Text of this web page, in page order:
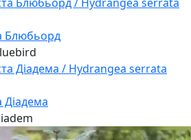
Блюбьорд
Діадема